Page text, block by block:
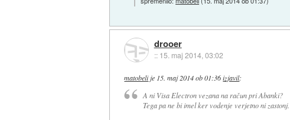
drooer
:: 15. maj 2014, 03:02
matobelije 15. maj 2014 ob 01:36 izjavil:
A ni Visa Electron vezana na račun pri Abanki?
Tega pa ne bi imel ker vodenje verjetno ni zastonj.